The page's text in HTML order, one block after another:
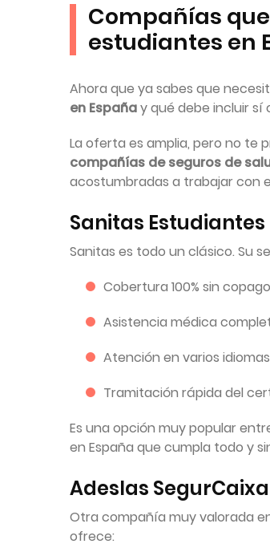
Compañías
estudiantes en
Ahora que ya sabes que
en Españay qué debe incluir sí
La oferta es amplia, pero no te
compañías de seguros de
acostumbradas a trabajar con
Sanitas Estudiantes
Sanitas es todo un clásico. Su
Cobertura 100% sin
Asistencia médica
Atención en varios idiomas
Tramitación rápida del
Es una opción muy popular
en España que cumpla todo y
Adeslas SegurCaixa
Otra compañía muy valorada
ofrece: